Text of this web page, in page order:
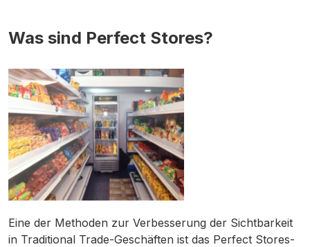
Was sind Perfect Stores?
Eine der Methoden zur Verbesserung der Sichtbarkeit
in Traditional Trade-Geschäften ist das Perfect Stores-